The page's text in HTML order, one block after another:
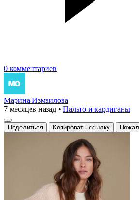
0 комментариев
Марина Измаилова
7 месяцев назад • Пальто и кардиганы
Поделиться Копировать ссылку